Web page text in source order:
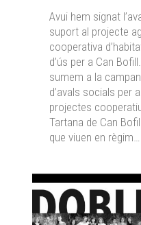
Avui hem signat
suport al projecte
cooperativa
d’ús per a Can
sumem a la
d’avals socials per
projectes
Tartana de Can
que viuen en règim…